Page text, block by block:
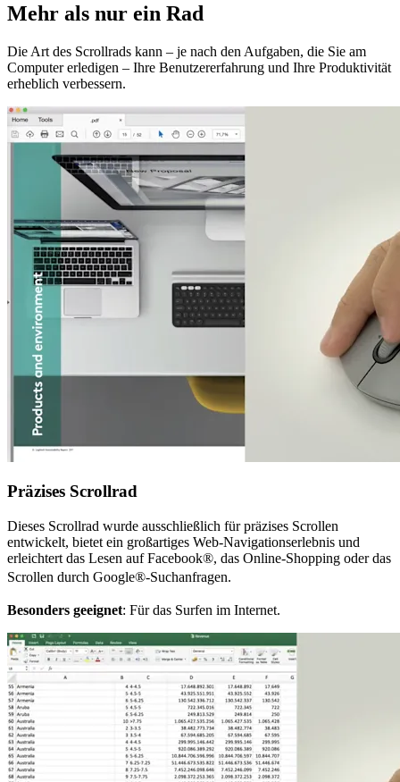
Mehr als nur ein Rad
Die Art des Scrollrads kann – je nach den Aufgaben, die Sie am
Computer erledigen – Ihre Benutzererfahrung und Ihre Produktivität
erheblich verbessern.
Präzises Scrollrad
Dieses Scrollrad wurde ausschließlich für präzises Scrollen
entwickelt, bietet ein großartiges Web-Navigationserlebnis und
erleichtert das Lesen auf Facebook®, das Online-Shopping oder das
Scrollen durch Google®-Suchanfragen.
Besonders geeignet: Für das Surfen im Internet.